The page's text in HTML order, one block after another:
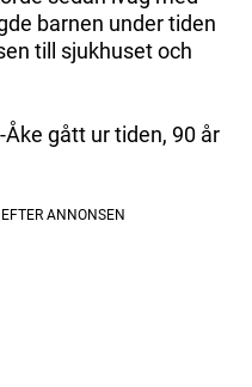
barnen under tiden
till sjukhuset och
gått ur tiden, 90 år